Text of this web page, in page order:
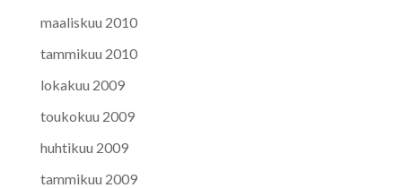
maaliskuu 2010
tammikuu 2010
lokakuu 2009
toukokuu 2009
huhtikuu 2009
tammikuu 2009